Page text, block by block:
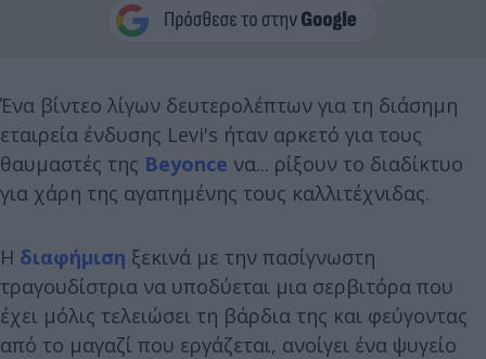
Ένα βίντεο λίγων δευτερολέπτων για τη διάσημη
εταιρεία ένδυσης Levi's ήταν αρκετό για τους
θαυμαστές της Beyonce να... ρίξουν το διαδίκτυο
για χάρη της αγαπημένης τους καλλιτέχνιδας.
Η διαφήμιση ξεκινά με την πασίγνωστη
τραγουδίστρια να υποδύεται μια σερβιτόρα που
έχει μόλις τελειώσει τη βάρδια της και φεύγοντας
από το μαγαζί που εργάζεται, ανοίγει ένα ψυγείο